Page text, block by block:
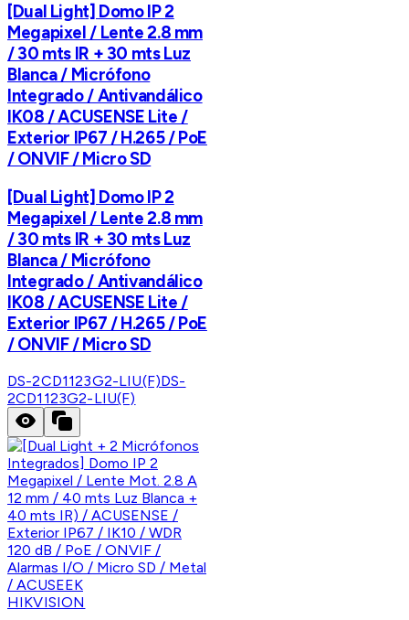
[Dual Light] Domo IP 2
Megapixel / Lente 2.8 mm
/ 30 mts IR + 30 mts Luz
Blanca / Micrófono
Integrado / Antivandálico
IK08 / ACUSENSE Lite /
Exterior IP67 / H.265 / PoE
/ ONVIF / Micro SD
[Dual Light] Domo IP 2
Megapixel / Lente 2.8 mm
/ 30 mts IR + 30 mts Luz
Blanca / Micrófono
Integrado / Antivandálico
IK08 / ACUSENSE Lite /
Exterior IP67 / H.265 / PoE
/ ONVIF / Micro SD
DS-2CD1123G2-LIU(F)DS-
2CD1123G2-LIU(F)
HIKVISION